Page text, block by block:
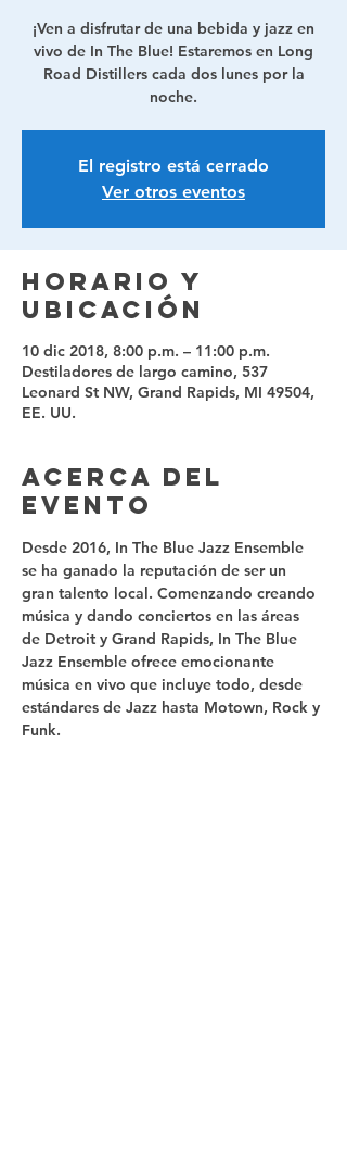
¡Ven a disfrutar de una bebida y jazz en
vivo de In The Blue! Estaremos en Long
Road Distillers cada dos lunes por la
noche.
El registro está cerrado
Ver otros eventos
Horario y
ubicación
10 dic 2018, 8:00 p.m. – 11:00 p.m.
Destiladores de largo camino, 537
Leonard St NW, Grand Rapids, MI 49504,
EE. UU.
Acerca del
evento
Desde 2016, In The Blue Jazz Ensemble
se ha ganado la reputación de ser un
gran talento local. Comenzando creando
música y dando conciertos en las áreas
de Detroit y Grand Rapids, In The Blue
Jazz Ensemble ofrece emocionante
música en vivo que incluye todo, desde
estándares de Jazz hasta Motown, Rock y
Funk.